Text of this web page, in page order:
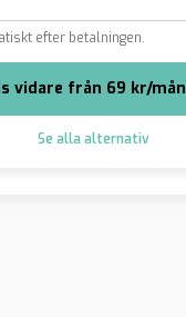
efter betalningen.
vidare från 69 kr/mån
Se alla alternativ